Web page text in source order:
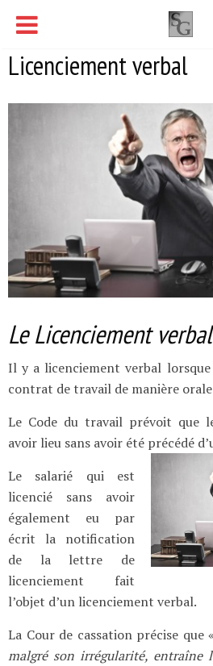
Licenciement verbal
Le Licenciement verbal
Il y a licenciement verbal
contrat de travail de manière
Le Code du travail prévoit que
avoir lieu sans avoir été précédé
Le salarié qui est
licencié sans avoir
également eu par
écrit la notification
de la lettre de
licenciement fait
l’objet d’un licenciement verbal.
La Cour de cassation précise que «
malgré son irrégularité, entraîne